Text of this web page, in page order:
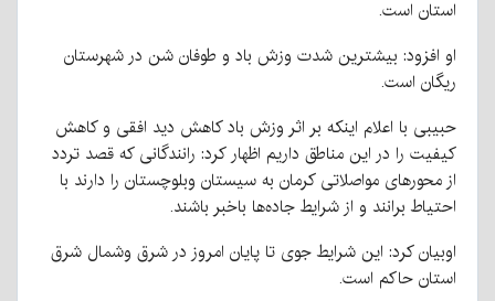
استان است.
او افزود: بیشترین شدت وزش باد و طوفان شن در شهرستان
ریگان است.
حبیبی با اعلام اینکه بر اثر وزش باد کاهش دید افقی و کاهش
کیفیت را در این مناطق داریم اظهار کرد: رانندگانی که قصد تردد
از محور‌های مواصلاتی کرمان به سیستان وبلوچستان را دارند با
احتیاط برانند و از شرایط جاده‌ها باخبر باشند.
اوبیان کرد: این شرایط جوی تا پایان امروز در شرق وشمال شرق
استان حاکم است.